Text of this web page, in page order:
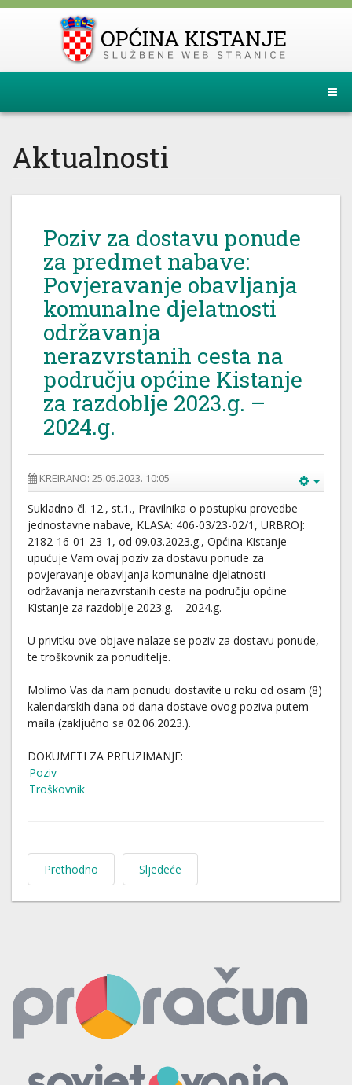
Aktualnosti
Poziv za dostavu ponude
za predmet nabave:
Povjeravanje obavljanja
komunalne djelatnosti
održavanja
nerazvrstanih cesta na
području općine Kistanje
za razdoblje 2023.g. –
2024.g.
KREIRANO: 25.05.2023. 10:05
Sukladno čl. 12., st.1., Pravilnika o postupku provedbe
jednostavne nabave, KLASA: 406-03/23-02/1, URBROJ:
2182-16-01-23-1, od 09.03.2023.g., Općina Kistanje
upućuje Vam ovaj poziv za dostavu ponude za
povjeravanje obavljanja komunalne djelatnosti
održavanja nerazvrstanih cesta na području općine
Kistanje za razdoblje 2023.g. – 2024.g.
U privitku ove objave nalaze se poziv za dostavu ponude,
te troškovnik za ponuditelje.
Molimo Vas da nam ponudu dostavite u roku od osam (8)
kalendarskih dana od dana dostave ovog poziva putem
maila (zaključno sa 02.06.2023.).
DOKUMETI ZA PREUZIMANJE:
Poziv
Troškovnik
Prethodno Sljedeće